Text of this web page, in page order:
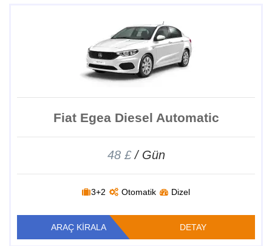
Fiat Egea Diesel Automatic
48 £/ Gün
3+2 Otomatik Dizel
ARAÇ KİRALA DETAY